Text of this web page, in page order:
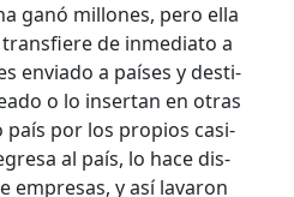
ganó mil­lones, pero ella
de inmedi­a­to a
envi­a­do a país­es y des­ti­
o lo inser­tan en otras
país por los pro­pios casi­
al país, lo hace dis­
empre­sas, y así lavaron